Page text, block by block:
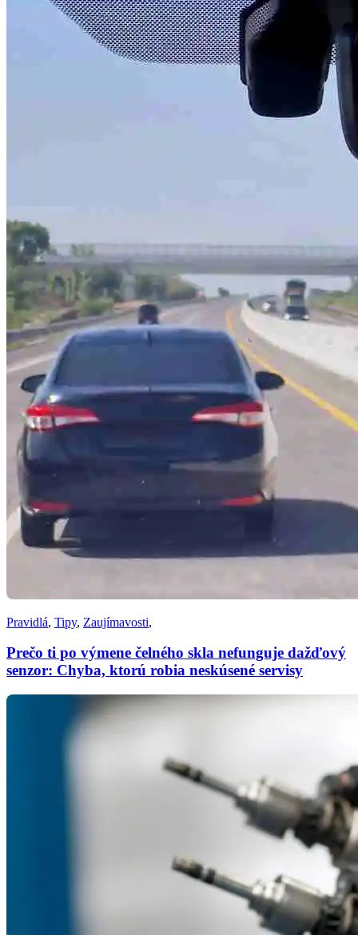
Pravidlá, Tipy, Zaujímavosti,
Prečo ti po výmene čelného skla nefunguje dažďový
senzor: Chyba, ktorú robia neskúsené servisy